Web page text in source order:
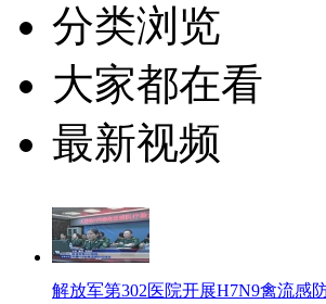
分类浏览
大家都在看
最新视频
解放军第302医院开展H7N9禽流感